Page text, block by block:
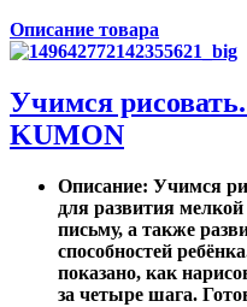
Описание товара
Учимся
KUMON
Описание: Учимся
для развития
письму, а также
способностей
показано, как
за четыре шага.